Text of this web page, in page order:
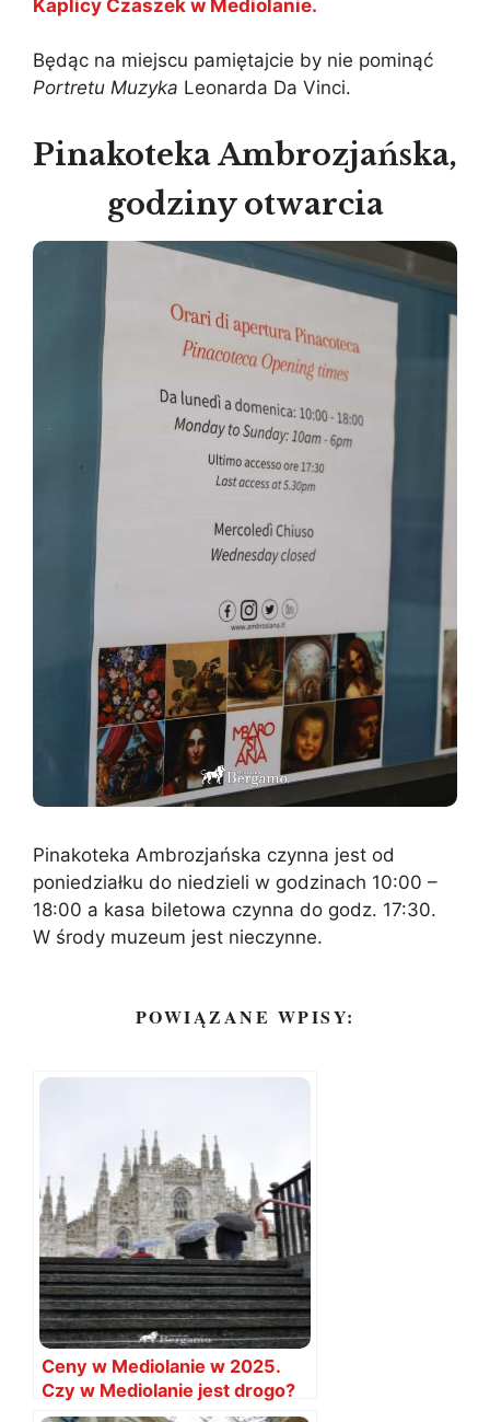
Kaplicy Czaszek w Mediolanie.
Będąc na miejscu pamiętajcie by nie pominąć
Portretu Muzyka Leonarda Da Vinci.
Pinakoteka Ambrozjańska,
godziny otwarcia
Pinakoteka Ambrozjańska czynna jest od
poniedziałku do niedzieli w godzinach 10:00 –
18:00 a kasa biletowa czynna do godz. 17:30.
W środy muzeum jest nieczynne.
POWIĄZANE WPISY:
Ceny w Mediolanie w 2025.
Czy w Mediolanie jest drogo?